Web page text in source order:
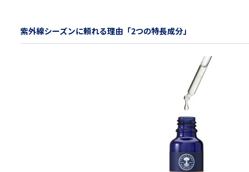
紫外線シーズンに頼れる理由「2つの特長成分」